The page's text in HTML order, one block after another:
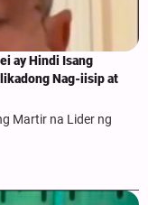
ay Hindi Isang
Nag-iisip at
Martir na Lider ng